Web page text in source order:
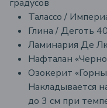
градусов
Талассо /
Глина / Деготь
Ламинария Де
Нафталан
Озокерит
Накладывается
до 3 см при